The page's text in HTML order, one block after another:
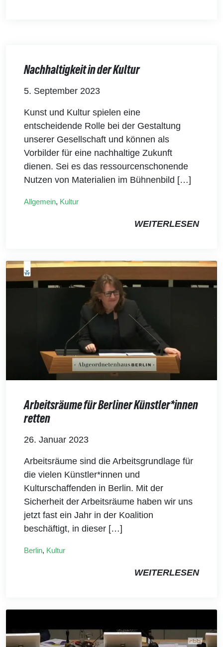
Nachhaltigkeit in der Kultur
5. September 2023
Kunst und Kultur spielen eine
entscheidende Rolle bei der Gestaltung
unserer Gesellschaft und können als
Vorbilder für eine nachhaltige Zukunft
dienen. Sei es das ressourcenschonende
Nutzen von Materialien im Bühnenbild […]
Allgemein, Kultur
WEITERLESEN
Arbeitsräume für Berliner Künstler*innen
retten
26. Januar 2023
Arbeitsräume sind die Arbeitsgrundlage für
die vielen Künstler*innen und
Kulturschaffenden in Berlin. Mit der
Sicherheit der Arbeitsräume haben wir uns
jetzt fast ein Jahr in der Koalition
beschäftigt, in dieser […]
Berlin, Kultur
WEITERLESEN